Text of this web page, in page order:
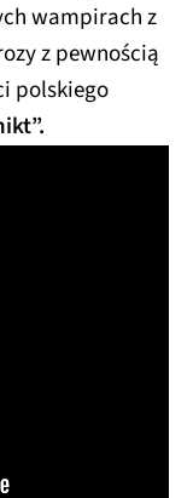
wampirach z
z pewnością
polskiego